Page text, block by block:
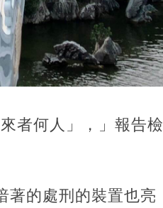
者何人」，」報告檢
著的處刑的裝置也亮